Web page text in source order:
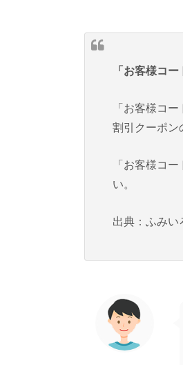
「お客様コ
「お客様コ
割引クーポン
「お客様コ
い。
出典：ふみい